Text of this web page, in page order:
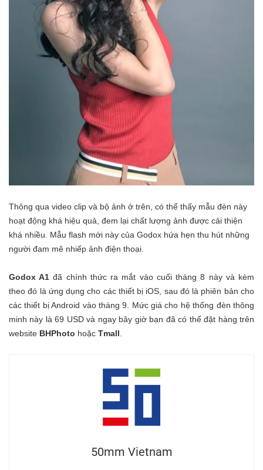
Thông qua video clip và bộ ảnh ở trên, có thể thấy mẫu đèn này
hoạt động khá hiệu quả, đem lại chất lượng ảnh được cải thiện
khá nhiều. Mẫu flash mới này của Godox hứa hẹn thu hút những
người đam mê nhiếp ảnh điện thoại.
Godox A1 đã chính thức ra mắt vào cuối tháng 8 này và kèm
theo đó là ứng dụng cho các thiết bị iOS, sau đó là phiên bản cho
các thiết bị Android vào tháng 9. Mức giá cho hệ thống đèn thông
minh này là 69 USD và ngay bây giờ bạn đã có thể đặt hàng trên
website BHPhoto hoặc Tmall
50mm Vietnam